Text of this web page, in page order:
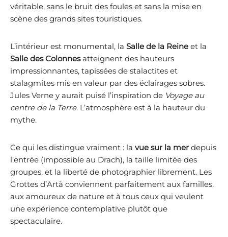
véritable, sans le bruit des foules et sans la mise en
scène des grands sites touristiques.
L’intérieur est monumental, la Salle de la Reine et la
Salle des Colonnesatteignent des hauteurs
impressionnantes, tapissées de stalactites et
stalagmites mis en valeur par des éclairages sobres.
Jules Verne y aurait puisé l’inspiration de Voyage au
centre de la Terre. L’atmosphère est à la hauteur du
mythe.
Ce qui les distingue vraiment : la vue sur la mer depuis
l’entrée (impossible au Drach), la taille limitée des
groupes, et la liberté de photographier librement. Les
Grottes d’Artà conviennent parfaitement aux familles,
aux amoureux de nature et à tous ceux qui veulent
une expérience contemplative plutôt que
spectaculaire.